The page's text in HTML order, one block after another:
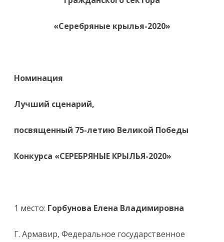
«Серебряные крылья-2020»
Номинация
Лучший сценарий,
посвященный 75-летию Великой Победы
Конкурса «СЕРЕБРЯНЫЕ КРЫЛЬЯ-2020»
1 место: Горбунова Елена Владимировна
Г. Армавир, Федеральное государственное